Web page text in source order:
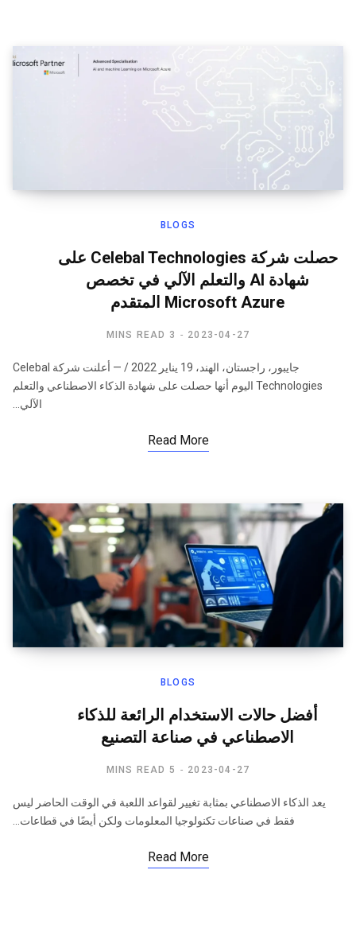
BLOGS
حصلت شركة Celebal Technologies على
شهادة Al والتعلم الآلي في تخصص
Microsoft Azure المتقدم
2023-04-27
3 MINS READ
جايبور، راجستان، الهند، 19 يناير 2022 / — أعلنت شركة Celebal
Technologies اليوم أنها حصلت على شهادة الذكاء الاصطناعي والتعلم
الآلي…
Read More
BLOGS
أفضل حالات الاستخدام الرائعة للذكاء
الاصطناعي في صناعة التصنيع
2023-04-27
5 MINS READ
يعد الذكاء الاصطناعي بمثابة تغيير لقواعد اللعبة في الوقت الحاضر ليس
فقط في صناعات تكنولوجيا المعلومات ولكن أيضًا في قطاعات…
Read More